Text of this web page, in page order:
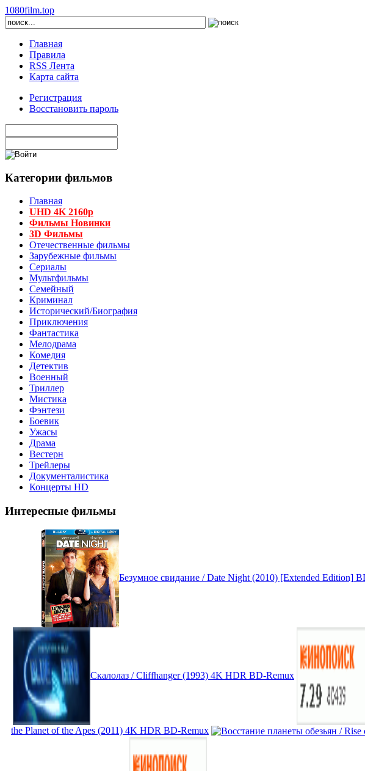
1080film.top
Главная
Правила
RSS Лента
Карта сайта
Регистрация
Восстановить пароль
Категории фильмов
Главная
UHD 4K 2160p
Фильмы Новинки
3D Фильмы
Отечественные фильмы
Зарубежные фильмы
Сериалы
Мультфильмы
Семейный
Криминал
Исторический/Биография
Приключения
Фантастика
Мелодрама
Комедия
Детектив
Военный
Триллер
Мистика
Фэнтези
Боевик
Ужасы
Драма
Вестерн
Трейлеры
Документалистика
Концерты HD
Интересные фильмы
Безумное свидание / Date Night (2010) [Extended Edition]
Скалолаз / Cliffhanger (1993) 4K HDR BD-Remux
the Planet of the Apes (2011) 4K HDR BD-Remux